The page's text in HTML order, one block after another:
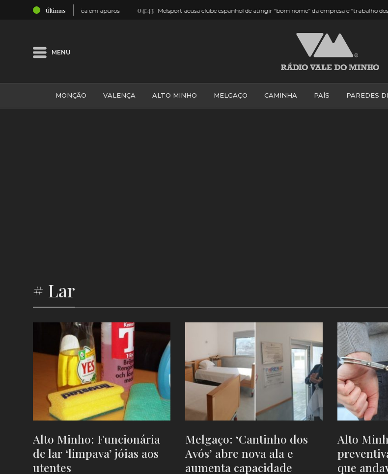
Últimas
fica em apuros 04:43 Melsport acusa clube espanhol de atingir “bom nome” da empresa e “trabalho dos profissionais”
MENU
MONÇÃO VALENÇA ALTO MINHO MELGAÇO CAMINHA PAÍS PAREDES
# Lar
Alto Minho: Funcionária
de lar ‘limpava’ jóias aos
utentes
Melgaço: ‘Cantinho dos
Avós’ abre nova ala e
aumenta capacidade
Alto
que